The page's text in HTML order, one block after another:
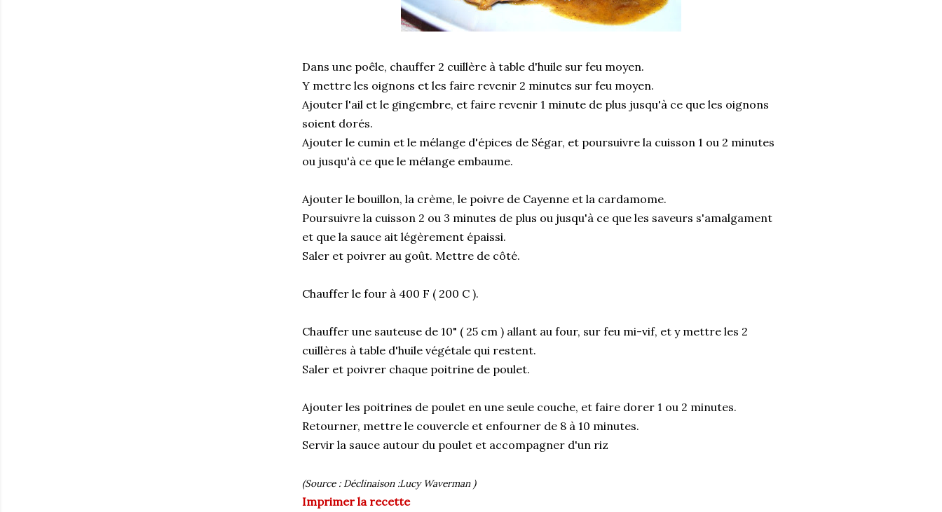
Dans une poêle, chauffer 2 cuillère à table d'huile sur feu moyen.
Y mettre les oignons et les faire revenir 2 minutes sur feu moyen.
Ajouter l'ail et le gingembre, et faire revenir 1 minute de plus jusqu'à ce que les oignons
soient dorés.
Ajouter le cumin et le mélange d'épices de Ségar, et poursuivre la cuisson 1 ou 2 minutes
ou jusqu'à ce que le mélange embaume.
Ajouter le bouillon, la crème, le poivre de Cayenne et la cardamome.
Poursuivre la cuisson 2 ou 3 minutes de plus ou jusqu'à ce que les saveurs s'amalgament
et que la sauce ait légèrement épaissi.
Saler et poivrer au goût. Mettre de côté.
Chauffer le four à 400 F ( 200 C ).
Chauffer une sauteuse de 10" ( 25 cm ) allant au four, sur feu mi-vif, et y mettre les 2
cuillères à table d'huile végétale qui restent.
Saler et poivrer chaque poitrine de poulet.
Ajouter les poitrines de poulet en une seule couche, et faire dorer 1 ou 2 minutes.
Retourner, mettre le couvercle et enfourner de 8 à 10 minutes.
Servir la sauce autour du poulet et accompagner d'un riz
(Source : Déclinaison :Lucy Waverman )
Imprimer la recette